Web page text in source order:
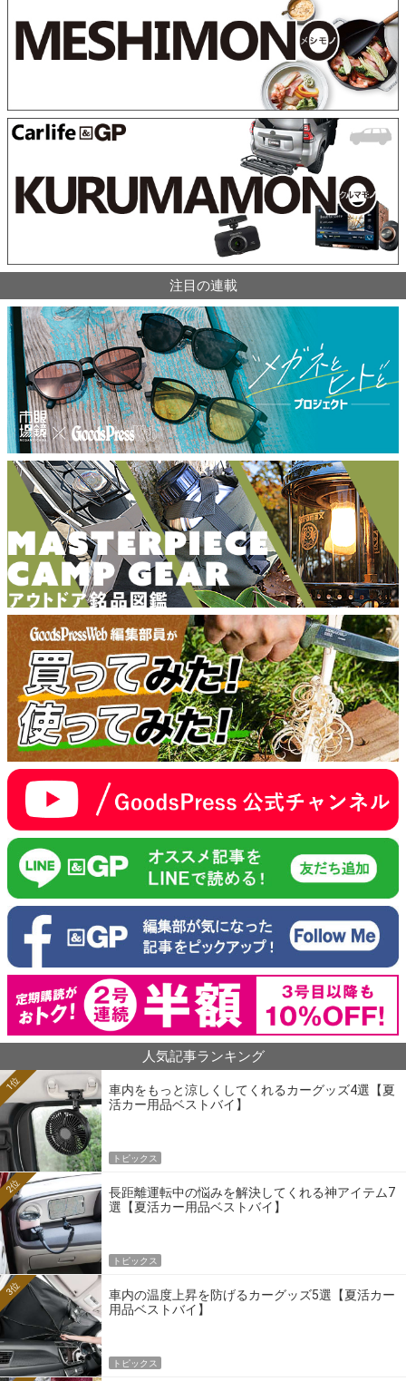
注目の連載
人気記事ランキング
車内をもっと涼しくしてくれるカーグッズ4選【夏
活カー用品ベストバイ】
1位
トピックス
長距離運転中の悩みを解決してくれる神アイテム7
選【夏活カー用品ベストバイ】
2位
トピックス
車内の温度上昇を防げるカーグッズ5選【夏活カー
用品ベストバイ】
3位
トピックス